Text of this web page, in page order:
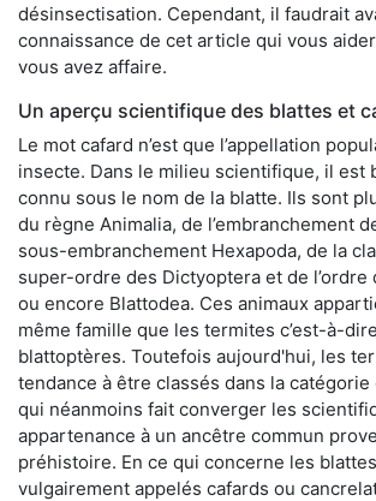
désinsectisation. Cependant, il faudrait
connaissance de cet article qui vous
vous avez affaire.
Un aperçu scientifique des blattes et
Le mot cafard n’est que l’appellation
insecte. Dans le milieu scientifique, il est
connu sous le nom de la blatte. Ils sont
du règne Animalia, de l’embranchement
sous-embranchement Hexapoda, de la
super-ordre des Dictyoptera et de l’ordre
ou encore Blattodea. Ces animaux
même famille que les termites c’est-à-
blattoptères. Toutefois aujourd'hui, les
tendance à être classés dans la catégorie
qui néanmoins fait converger les
appartenance à un ancêtre commun
préhistoire. En ce qui concerne les
vulgairement appelés cafards ou